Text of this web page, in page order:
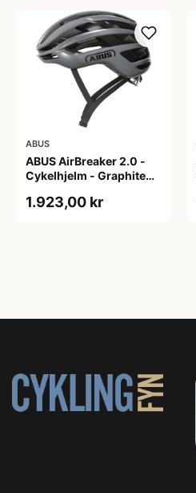
ABUS
ABUS AirBreaker 2.0 -
Cykelhjelm - Graphite
1.923,00 kr